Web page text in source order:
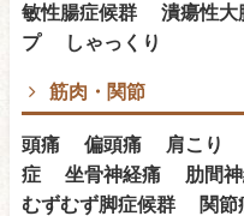
敏性腸症候群 潰瘍性
プ しゃっくり
筋肉・関節
頭痛 偏頭痛 肩こり
症 坐骨神経痛 肋間
むずむず脚症候群 関